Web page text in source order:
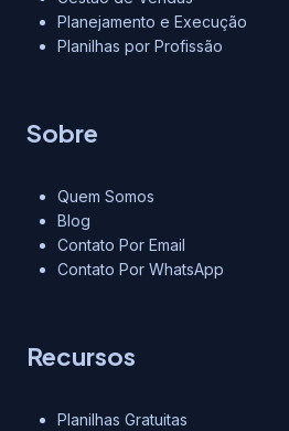
Planejamento e Execução
Planilhas por Profissão
Sobre
Quem Somos
Blog
Contato Por Email
Contato Por WhatsApp
Recursos
Planilhas Gratuitas